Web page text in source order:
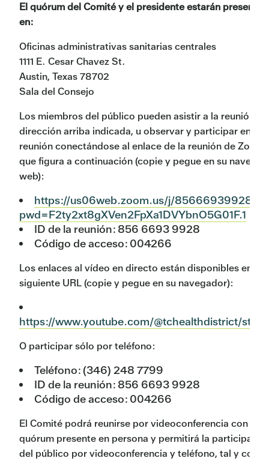
El quórum del Comité y el presidente estarán presentes
en:
Oficinas administrativas sanitarias centrales
1111 E. Cesar Chavez St.
Austin, Texas 78702
Sala del Consejo
Los miembros del público pueden asistir a la reunión
dirección arriba indicada, u observar y participar en la
reunión conectándose al enlace de la reunión de Zoom
que figura a continuación (copie y pegue en su
web):
https://us06web.zoom.us/j/85666939928?
pwd=F2ty2xt8gXVen2FpXa1DVYbnO5G01F.1
ID de la reunión: 856 6693 9928
Código de acceso: 004266
Los enlaces al vídeo en directo están disponibles en la
siguiente URL (copie y pegue en su navegador):
https://www.youtube.com/@tchealthdistrict/
O participar sólo por teléfono:
Teléfono: (346) 248 7799
ID de la reunión: 856 6693 9928
Código de acceso: 004266
El Comité podrá reunirse por videoconferencia con un
quórum presente en persona y permitirá la
del público por videoconferencia y teléfono, tal y como